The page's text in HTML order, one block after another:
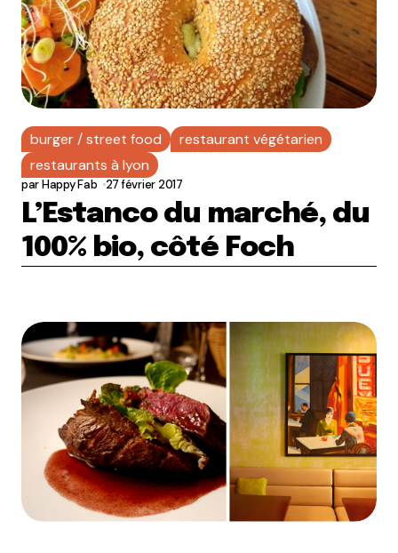
burger / street food
restaurant végétarien
restaurants à lyon
parHappy Fab 27 février 2017
L’Estanco du marché, du
100% bio, côté Foch